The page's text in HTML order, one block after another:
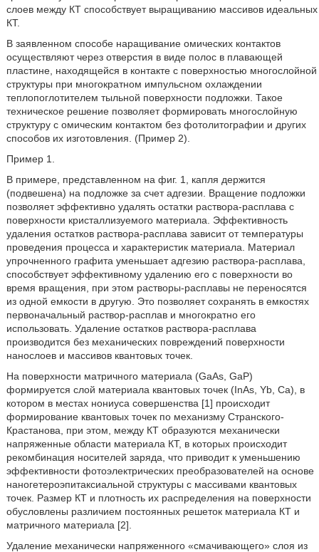
слоев между КТ способствует выращиванию массивов идеальных
КТ.
В заявленном способе наращивание омических контактов
осуществляют через отверстия в виде полос в плавающей
пластине, находящейся в контакте с поверхностью многослойной
структуры при многократном импульсном охлаждении
теплопоглотителем тыльной поверхности подложки. Такое
техническое решение позволяет формировать многослойную
структуру с омическим контактом без фотолитографии и других
способов их изготовления. (Пример 2).
Пример 1.
В примере, представленном на фиг. 1, капля держится
(подвешена) на подложке за счет адгезии. Вращение подложки
позволяет эффективно удалять остатки раствора-расплава с
поверхности кристаллизуемого материала. Эффективность
удаления остатков раствора-расплава зависит от температуры
проведения процесса и характеристик материала. Материал
упрочненного графита уменьшает адгезию раствора-расплава,
способствует эффективному удалению его с поверхности во
время вращения, при этом растворы-расплавы не переносятся
из одной емкости в другую. Это позволяет сохранять в емкостях
первоначальный раствор-расплав и многократно его
использовать. Удаление остатков раствора-расплава
производится без механических повреждений поверхности
нанослоев и массивов квантовых точек.
На поверхности матричного материала (GaAs, GaP)
формируется слой материала квантовых точек (InAs, Yb, Са), в
котором в местах нониуса совершенства [1] происходит
формирование квантовых точек по механизму Странского-
Крастанова, при этом, между КТ образуются механически
напряженные области материала КТ, в которых происходит
рекомбинация носителей заряда, что приводит к уменьшению
эффективности фотоэлектрических преобразователей на основе
наногетероэпитаксиальной структуры с массивами квантовых
точек. Размер КТ и плотность их распределения на поверхности
обусловлены различием постоянных решеток материала КТ и
матричного материала [2].
Удаление механически напряженного «смачивающего» слоя из